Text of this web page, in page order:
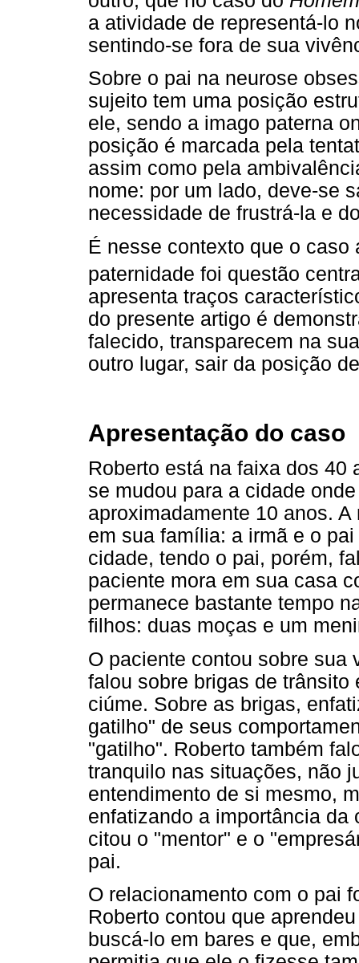
a atividade de representá-lo
sentindo-se fora de sua
Sobre o pai na neurose
sujeito tem uma posição
ele, sendo a imago paterna
posição é marcada pela
assim como pela
nome: por um lado, deve-se
necessidade de frustrá-la e
É nesse contexto que o
paternidade foi questão
apresenta traços
do presente artigo é
falecido, transparecem na
outro lugar, sair da posição
Apresentação do caso
Roberto está na faixa dos 40
se mudou para a cidade
aproximadamente 10 anos.
em sua família: a irmã e o
cidade, tendo o pai, porém,
paciente mora em sua casa
permanece bastante tempo
filhos: duas moças e um
O paciente contou sobre sua
falou sobre brigas de
ciúme. Sobre as brigas,
gatilho" de seus
"gatilho". Roberto também
tranquilo nas situações, não
entendimento de si mesmo,
enfatizando a importância da
citou o "mentor" e o
pai.
O relacionamento com o pai
Roberto contou que
buscá-lo em bares e que,